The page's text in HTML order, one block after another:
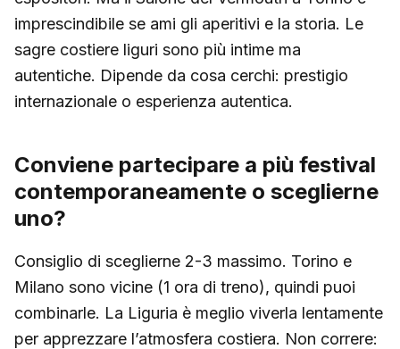
imprescindibile se ami gli aperitivi e la storia. Le
sagre costiere liguri sono più intime ma
autentiche. Dipende da cosa cerchi: prestigio
internazionale o esperienza autentica.
Conviene partecipare a più festival
contemporaneamente o sceglierne
uno?
Consiglio di sceglierne 2-3 massimo. Torino e
Milano sono vicine (1 ora di treno), quindi puoi
combinarle. La Liguria è meglio viverla lentamente
per apprezzare l’atmosfera costiera. Non correre: